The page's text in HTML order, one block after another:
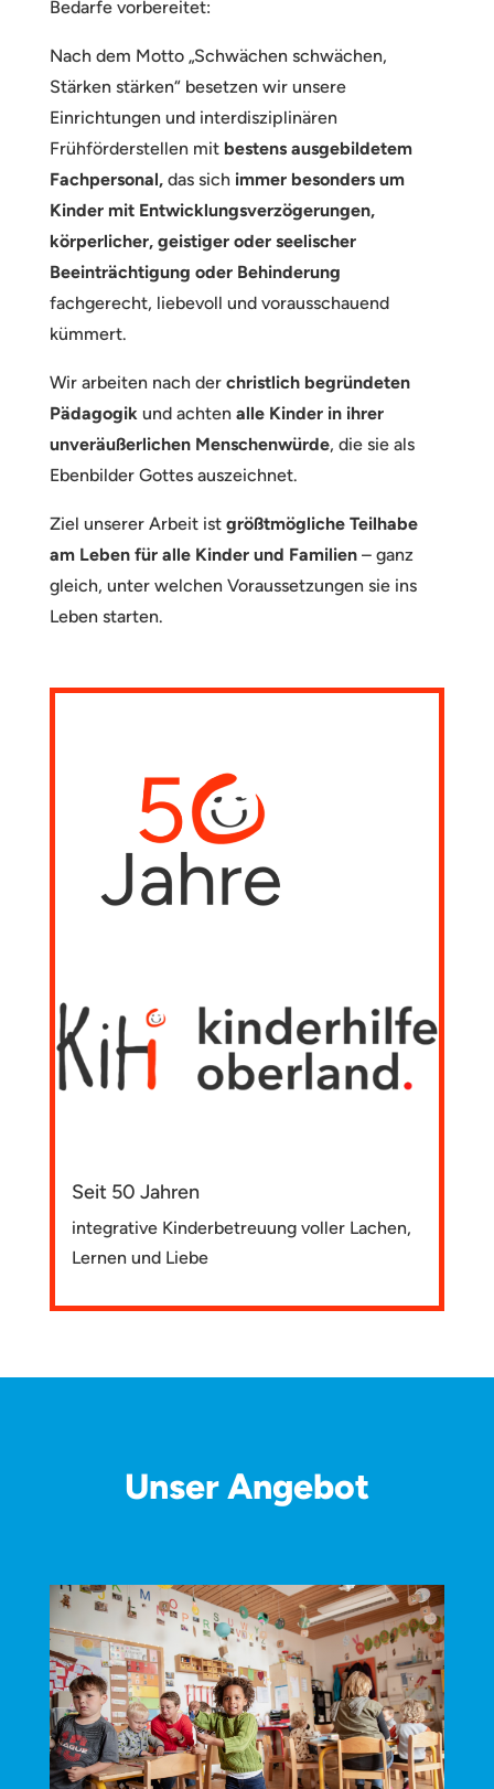
Bedarfe vorbereitet:
Nach dem Motto „Schwächen schwächen,
Stärken stärken“ besetzen wir unsere
Einrichtungen und interdisziplinären
Frühförderstellen mit bestens ausgebildetem
Fachpersonal,das sich immer besonders um
Kinder mit Entwicklungsverzögerungen,
körperlicher, geistiger oder seelischer
Beeinträchtigung oder Behinderung
fachgerecht, liebevoll und vorausschauend
kümmert.
Wir arbeiten nach der christlich begründeten
Pädagogik und achten alle Kinder in ihrer
unveräußerlichen Menschenwürde, die sie als
Ebenbilder Gottes auszeichnet.
Ziel unserer Arbeit ist größtmögliche Teilhabe
am Leben für alle Kinder und Familien– ganz
gleich, unter welchen Voraussetzungen sie ins
Leben starten.
Seit 50 Jahren
integrative Kinderbetreuung voller Lachen,
Lernen und Liebe
Unser Angebot